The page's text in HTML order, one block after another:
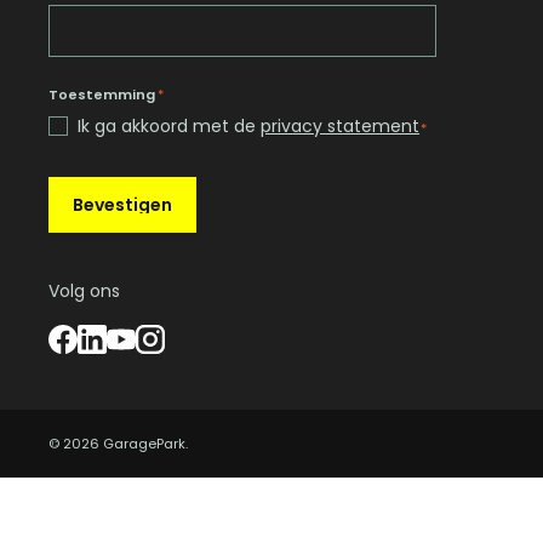
Toestemming*
Ik ga akkoord met de privacy statement*
Bevestigen
Volg ons
© 2026 GaragePark.